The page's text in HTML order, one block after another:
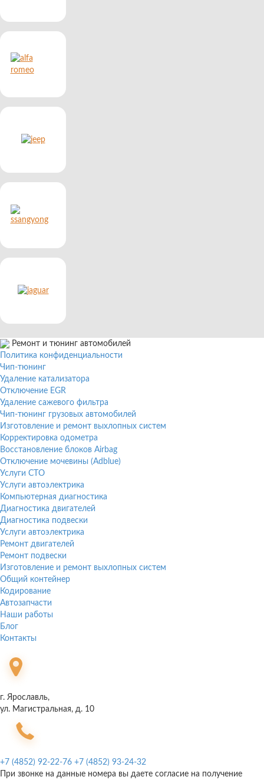
Ремонт и тюнинг автомобилей
Политика конфиденциальности
Чип-тюнинг
Удаление катализатора
Отключение EGR
Удаление сажевого фильтра
Чип-тюнинг грузовых автомобилей
Изготовление и ремонт выхлопных систем
Корректировка одометра
Восстановление блоков Airbag
Отключение мочевины (Adblue)
Услуги СТО
Услуги автоэлектрика
Компьютерная диагностика
Диагностика двигателей
Диагностика подвески
Услуги автоэлектрика
Ремонт двигателей
Ремонт подвески
Изготовление и ремонт выхлопных систем
Общий контейнер
Кодирование
Автозапчасти
Наши работы
Блог
Контакты
г. Ярославль,
ул. Магистральная, д. 10
+7 (4852) 92-22-76 +7 (4852) 93-24-32
При звонке на данные номера вы даете согласие на получение